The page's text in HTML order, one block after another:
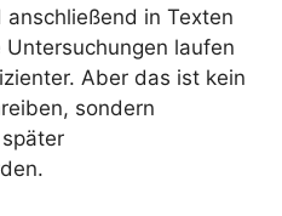
in Texten
laufen
Aber das ist kein
sondern